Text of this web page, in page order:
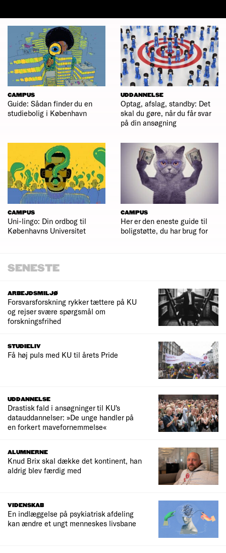
CAMPUS
Guide: Sådan finder du en
studiebolig i København
UDDANNELSE
Optag, afslag, standby: Det
skal du gøre, når du får svar
på din ansøgning
CAMPUS
Uni-lingo: Din ordbog til
Københavns Universitet
CAMPUS
Her er den eneste guide til
boligstøtte, du har brug for
SENESTE
ARBEJDSMILJØ
Forsvarsforskning rykker tættere på KU
og rejser svære spørgsmål om
forskningsfrihed
STUDIELIV
Få høj puls med KU til årets Pride
UDDANNELSE
Drastisk fald i ansøgninger til KU's
datauddannelser: »De unge handler på
en forkert mavefornemmelse«
ALUMNERNE
Knud Brix skal dække det kontinent, han
aldrig blev færdig med
VIDENSKAB
En indlæggelse på psykiatrisk afdeling
kan ændre et ungt menneskes livsbane